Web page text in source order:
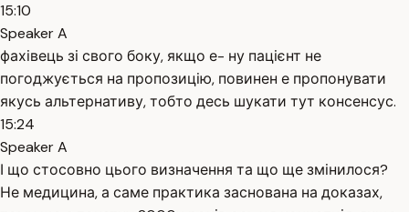
15:10
Speaker A
фахівець зі свого боку, якщо е- ну пацієнт не
погоджується на пропозицію, повинен е пропонувати
якусь альтернативу, тобто десь шукати тут консенсус.
15:24
Speaker A
І що стосовно цього визначення та що ще змінилося?
Не медицина, а саме практика заснована на доказах,